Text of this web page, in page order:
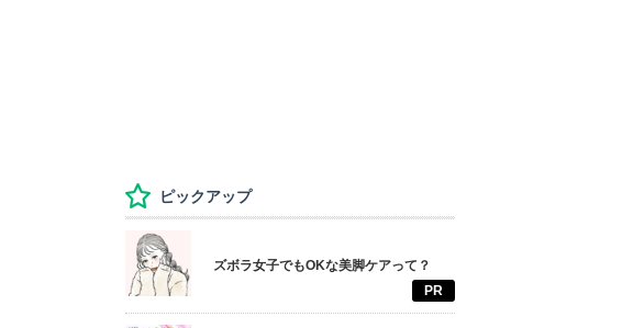
ピックアップ
ズボラ女子でもOKな美脚ケアって？
PR